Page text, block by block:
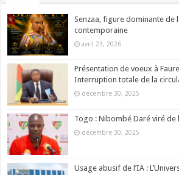
Senzaa, figure dominante de
contemporaine
avril 23, 2026
Présentation de voeux à
Interruption totale de la
décembre 30, 2025
Togo : Nibombé Daré viré de
décembre 30, 2025
Usage abusif de l’IA :